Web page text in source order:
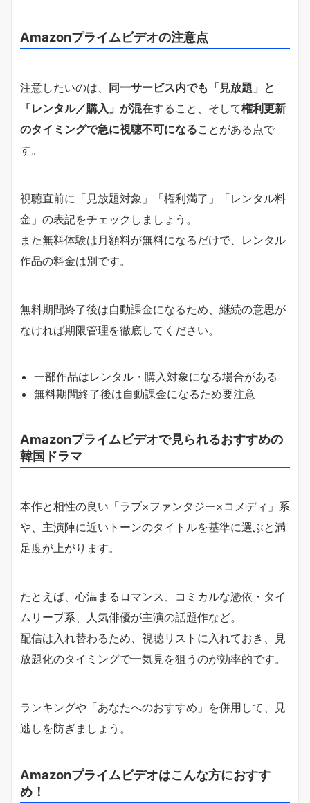
Amazonプライムビデオの注意点
注意したいのは、
同一サービス内でも「見放題」と
「レンタル／購入」が混在すること、そして権利更新
のタイミングで急に視聴不可になることがある点で
す。
視聴直前に「見放題対象」「権利満了」「レンタル料
金」の表記をチェックしましょう。
また無料体験は月額料が無料になるだけで、レンタル
作品の料金は別です。
無料期間終了後は自動課金になるため、継続の意思が
なければ期限管理を徹底してください。
一部作品はレンタル・購入対象になる場合がある
無料期間終了後は自動課金になるため要注意
Amazonプライムビデオで見られるおすすめの
韓国ドラマ
本作と相性の良い「ラブ×ファンタジー×コメディ」系
や、主演陣に近いトーンのタイトルを基準に選ぶと満
足度が上がります。
たとえば、心温まるロマンス、コミカルな憑依・タイ
ムリープ系、人気俳優が主演の話題作など。
配信は入れ替わるため、視聴リストに入れておき、見
放題化のタイミングで一気見を狙うのが効率的です。
ランキングや「あなたへのおすすめ」を併用して、見
逃しを防ぎましょう。
Amazonプライムビデオはこんな方におすす
め！